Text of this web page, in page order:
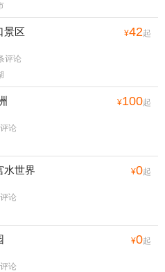
景区 ¥42起
评论
¥100起
论
水世界 ¥0起
论
¥0起
论